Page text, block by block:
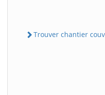
Trouver chantier